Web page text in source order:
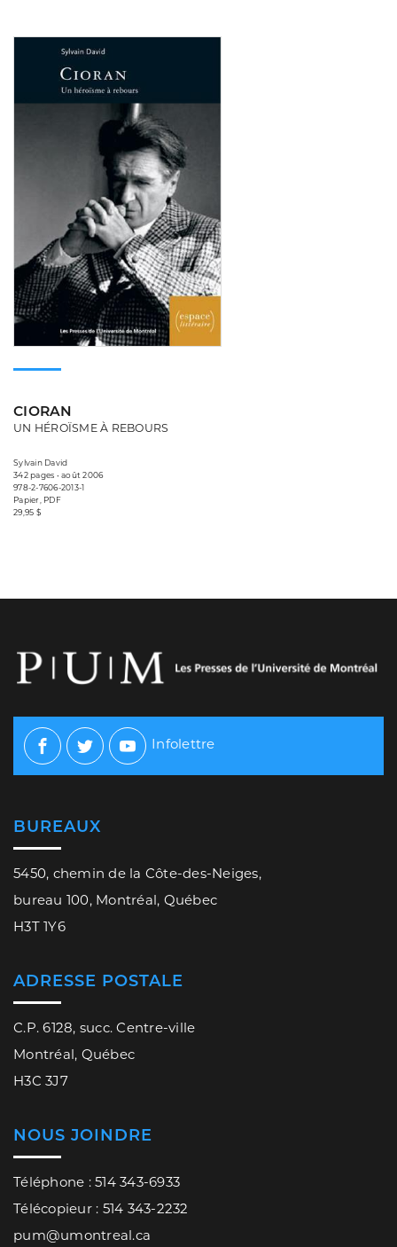
CIORAN
UN HÉROÏSME À REBOURS
Sylvain David
342 pages • août 2006
978-2-7606-2013-1
Papier, PDF
29,95 $
Facebook
TwitterYoutube
Infolettre
BUREAUX
5450, chemin de la Côte-des-Neiges,
bureau 100, Montréal, Québec
H3T 1Y6
ADRESSE POSTALE
C.P. 6128, succ. Centre-ville
Montréal, Québec
H3C 3J7
NOUS JOINDRE
Téléphone : 514 343-6933
Télécopieur : 514 343-2232
pum@umontreal.ca